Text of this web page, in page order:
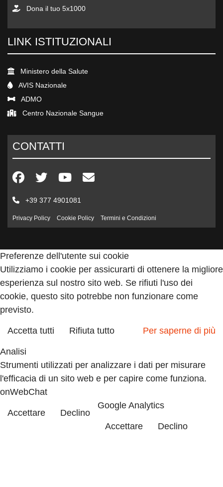
Dona il tuo 5x1000
LINK ISTITUZIONALI
Ministero della Salute
AVIS Nazionale
ADMO
Centro Nazionale Sangue
CONTATTI
+39 377 4901081
Privacy Policy Cookie Policy Termini e Condizioni
Preferenze dell'utente sui cookie
Utilizziamo i cookie per assicurarti di ottenere la migliore
esperienza sul nostro sito web. Se rifiuti l'uso dei
cookie, questo sito potrebbe non funzionare come
previsto.
Accetta tutti Rifiuta tutto Per saperne di più
Analisi
Strumenti utilizzati per analizzare i dati per misurare
l'efficacia di un sito web e per capire come funziona.
onWebChat
Accettare Declino
Google Analytics
Accettare Declino